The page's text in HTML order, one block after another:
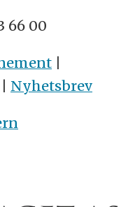
66 00
Nyhetsbrev